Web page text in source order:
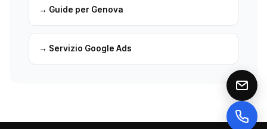
→ Guide per Genova
→ Servizio Google Ads